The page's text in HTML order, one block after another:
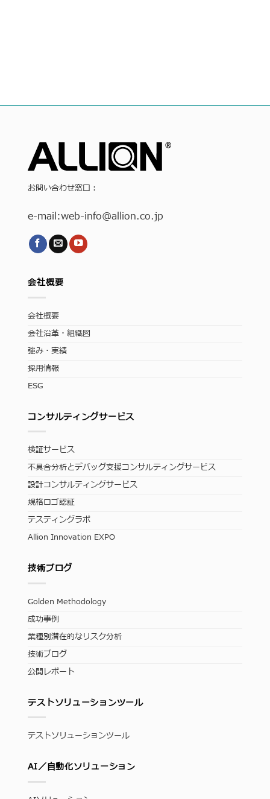
お問い合わせ窓口：
e-mail:web-info@allion.co.jp
会社概要
会社概要
会社沿革・組織図
強み・実績
採用情報
ESG
コンサルティングサービス
検証サービス
不具合分析とデバッグ支援コンサルティングサービス
設計コンサルティングサービス
規格ロゴ認証
テスティングラボ
Allion Innovation EXPO
技術ブログ
Golden Methodology
成功事例
業種別潜在的なリスク分析
技術ブログ
公開レポート
テストソリューションツール
テストソリューションツール
AI／自動化ソリューション